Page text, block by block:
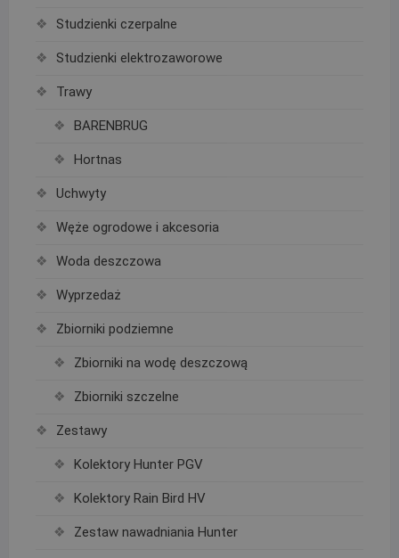
Studzienki czerpalne
Studzienki elektrozaworowe
Trawy
BARENBRUG
Hortnas
Uchwyty
Węże ogrodowe i akcesoria
Woda deszczowa
Wyprzedaż
Zbiorniki podziemne
Zbiorniki na wodę deszczową
Zbiorniki szczelne
Zestawy
Kolektory Hunter PGV
Kolektory Rain Bird HV
Zestaw nawadniania Hunter